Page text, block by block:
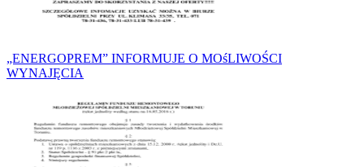
„ENERGOPREM” INFORMUJE O MOśLIWOŚCI
WYNAJĘCIA